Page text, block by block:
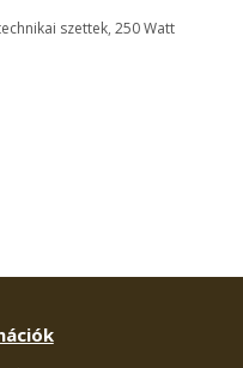
szettek, 250 Watt